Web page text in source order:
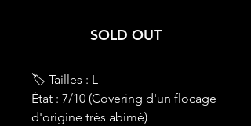
SOLD OUT
🏷 Tailles : L
État : 7/10 (Covering d'un flocage
d'origine très abimé)